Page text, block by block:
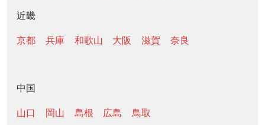
近畿
京都 兵庫 和歌山 大阪 滋賀 奈良
中国
山口 岡山 島根 広島 鳥取